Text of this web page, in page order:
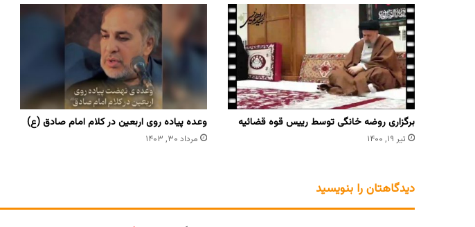
برگزاری روضه خانگی توسط رییس قوه قضائیه
تیر ۱۹, ۱۴۰۰
وعده پیاده روی اربعین در کلام امام صادق (ع)
مرداد ۳۰, ۱۴۰۳
دیدگاهتان را بنویسید